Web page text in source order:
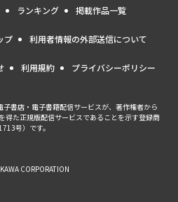
ランキング 掲載作品一覧
プ 利用者情報の外部送信について
利用規約 プライバシーポリシー
子書店・電子書籍配信サービスが、著作権者から
得た正規版配信サービスであることを示す登録商
号）です。
CORPORATION